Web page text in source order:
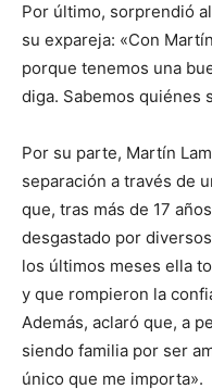
Por último, sorprendió
su expareja: «Con
porque tenemos una
diga. Sabemos quiénes
Por su parte, Martín
separación a través de
que, tras más de 17
desgastado por
los últimos meses ella
y que rompieron la
Además, aclaró que, a
siendo familia por ser
único que me importa».